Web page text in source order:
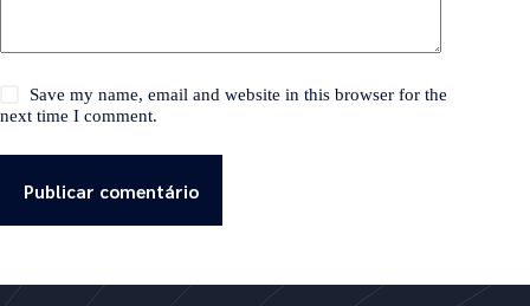
Save my name, email and website in this browser for the
next time I comment.
Publicar comentário